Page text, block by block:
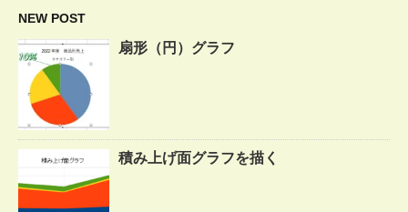
NEW POST
扇形（円）グラフ
積み上げ面グラフを描く